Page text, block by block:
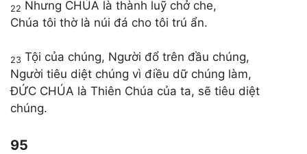
22 Nhưng CHÚA là thành luỹ chở che,
Chúa tôi thờ là núi đá cho tôi trú ẩn.
23 Tội của chúng, Người đổ trên đầu chúng,
Người tiêu diệt chúng vì điều dữ chúng làm,
ĐỨC CHÚA là Thiên Chúa của ta, sẽ tiêu diệt
chúng.
95